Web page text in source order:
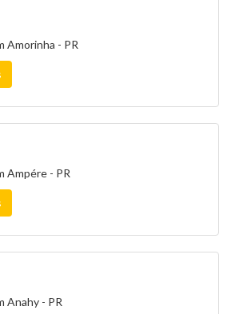
Amorinha - PR
Ampére - PR
Anahy - PR